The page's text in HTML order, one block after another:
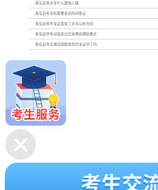
青岛自考大专什么最快入籍
青岛自考专科需要多长时间拿证
青岛自考毕业证丢失了还可以补办吗
青岛自学考试提高记忆效果有哪些要点
青岛自考全通过就能拿到毕业证书了吗